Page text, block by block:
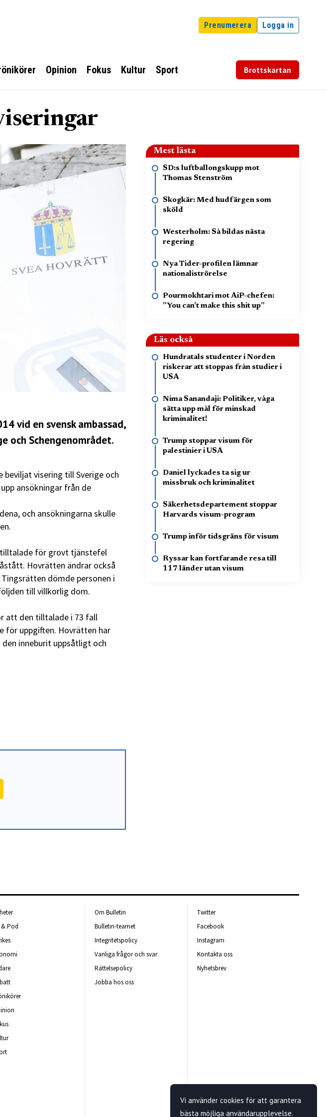
Prenumerera Logga in
Opinion Fokus Kultur Sport Brottskartan
vid en svensk ambassad,
och Schengenområdet.
visering till Sverige och
ansökningar från de
och ansökningarna skulle
för grovt tjänstefel
Hovrätten ändrar också
dömde personen i
till villkorlig dom.
att den tilltalade i 73 fall
för uppgiften. Hovrätten har
inneburit uppsåtligt och
Mest lästa
SD:s luftballongskupp mot
Thomas Stenström
Skogkär: Med hudfärgen som
sköld
Westerholm: Så bildas nästa
regering
Nya Tider-profilen lämnar
nationaliströrelse
Pourmokhtari mot AiP-chefen:
”You can’t make this shit up”
Läs också
Hundratals studenter i Norden
riskerar att stoppas från studier i
USA
Nima Sanandaji: Politiker, våga
sätta upp mål för minskad
kriminalitet!
Trump stoppar visum för
palestinier i USA
Daniel lyckades ta sig ur
missbruk och kriminalitet
Säkerhetsdepartement stoppar
Harvards visum-program
Trump inför tidsgräns för visum
Ryssar kan fortfarande resa till
117 länder utan visum
& Pod
Om Bulletin
Bulletin-teamet
Integritetspolicy
Vanliga frågor och svar
Rättelsepolicy
Jobba hos oss
Twitter
Facebook
Instagram
Kontakta oss
Nyhetsbrev
Vi använder cookies för att garantera
bästa möjliga användarupplevelse.